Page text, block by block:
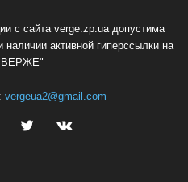
с сайта verge.zp.ua допустима
наличии активной гиперссылки на
vergeua2@gmail.com